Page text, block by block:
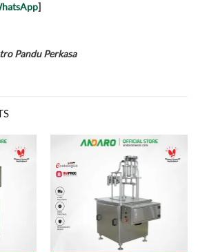
]
Pandu Perkasa